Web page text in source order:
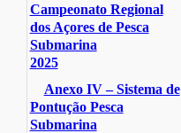
Campeonato Regional
dos Açores de Pesca
Submarina
2025
Anexo IV – Sistema de
Pontução Pesca
Submarina